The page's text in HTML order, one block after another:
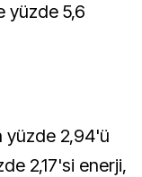
yüzde 5,6
yüzde 2,94'ü
2,17'si enerji,